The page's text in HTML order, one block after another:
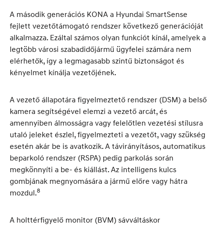
A második generációs KONA a Hyundai SmartSense
fejlett vezetőtámogató rendszer következő generációját
alkalmazza. Ezáltal számos olyan funkciót kínál, amelyek a
legtöbb városi szabadidőjármű ügyfelei számára nem
elérhetők, így a legmagasabb szintű biztonságot és
kényelmet kínálja vezetőjének.
A vezető állapotára figyelmeztető rendszer (DSM) a belső
kamera segítségével elemzi a vezető arcát, és
amennyiben álmosságra vagy felelőtlen vezetési stílusra
utaló jeleket észlel, figyelmezteti a vezetőt, vagy szükség
esetén akár be is avatkozik. A távirányításos, automatikus
beparkoló rendszer (RSPA) pedig parkolás során
megkönnyíti a be- és kiállást. Az intelligens kulcs
gombjának megnyomására a jármű előre vagy hátra
mozdul.8
A holttérfigyelő monitor (BVM) sávváltáskor